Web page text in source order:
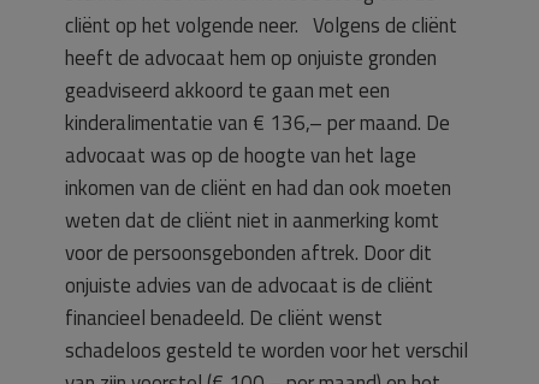
cliënt op het volgende neer. Volgens de cliënt
heeft de advocaat hem op onjuiste gronden
geadviseerd akkoord te gaan met een
kinderalimentatie van € 136,– per maand. De
advocaat was op de hoogte van het lage
inkomen van de cliënt en had dan ook moeten
weten dat de cliënt niet in aanmerking komt
voor de persoonsgebonden aftrek. Door dit
onjuiste advies van de advocaat is de cliënt
financieel benadeeld. De cliënt wenst
schadeloos gesteld te worden voor het verschil